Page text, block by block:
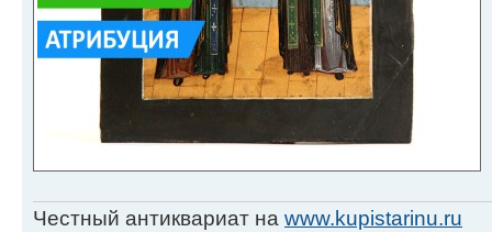
Честный антиквариат на www.kupistarinu.ru